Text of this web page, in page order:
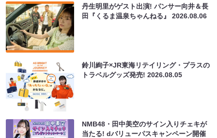
丹生明里がゲスト出演! パンサー向井＆長
田『くるま温泉ちゃんねる』2026.08.06
鈴川絢子×JR東海リテイリング・プラスの
トラベルグッズ発売!2026.08.05
NMB48・田中美空のサイン入りチェキが
当たる! dバリューパスキャンペーン開催